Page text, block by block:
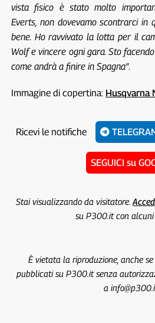
vista fisico è stato molto
Everts, non dovevamo scontrarci in
bene. Ho ravvivato la lotta per il
Wolf e vincere ogni gara. Sto
come andrà a finire in Spagna”.
Immagine di copertina: Husqvarna
Ricevi le notifiche
SEGUICI su
Stai visualizzando da visitatore.
su P300.it con alcuni
È vietata la riproduzione, anche
pubblicati su P300.it senza
a